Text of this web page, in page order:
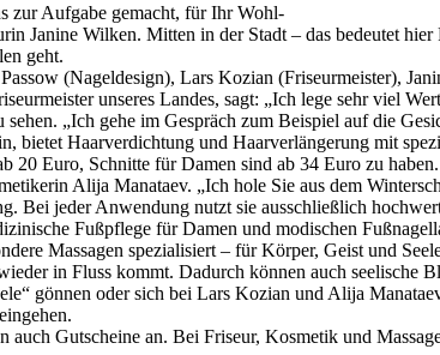
zur Aufgabe gemacht, für Ihr Wohl-
Janine Wilken. Mitten in der Stadt – das bedeutet
geht.
(Nageldesign), Lars Kozian (Friseurmeister),
unseres Landes, sagt: „Ich lege sehr viel
sehen. „Ich gehe im Gespräch zum Beispiel auf die
bietet Haarverdichtung und Haarverlängerung mit
20 Euro, Schnitte für Damen sind ab 34 Euro zu haben.
Alija Manataev. „Ich hole Sie aus dem
Bei jeder Anwendung nutzt sie ausschließlich
Fußpflege für Damen und modischen
Massagen spezialisiert – für Körper, Geist und
in Fluss kommt. Dadurch können auch
gönnen oder sich bei Lars Kozian und Alija
auch Gutscheine an. Bei Friseur, Kosmetik und